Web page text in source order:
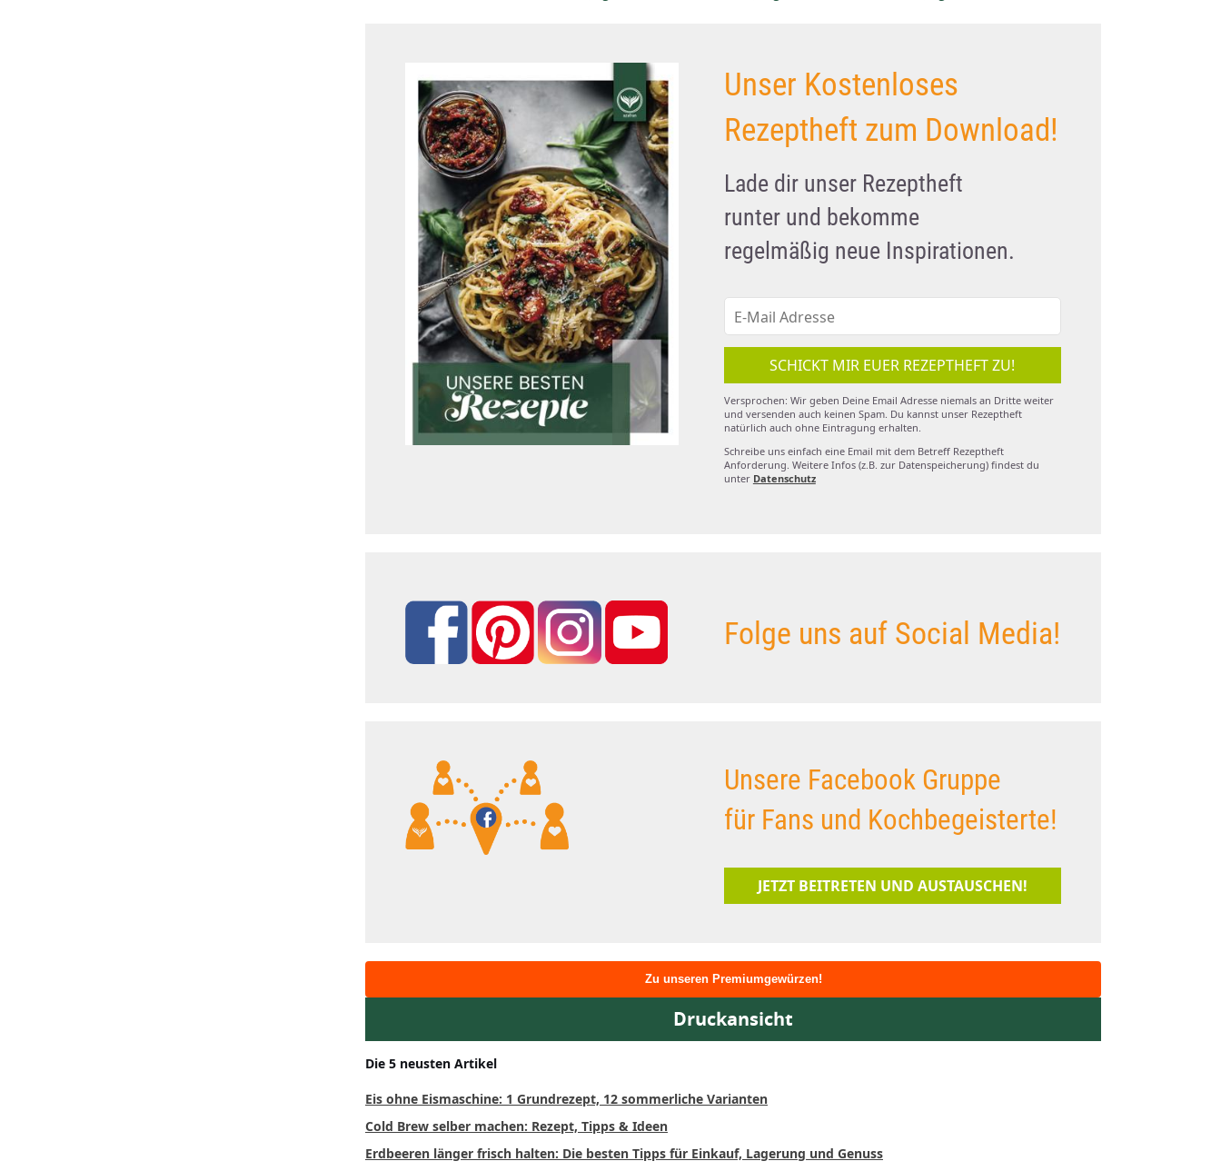
Unser Kostenloses
Rezeptheft zum Download!
Lade dir unser Rezeptheft
runter und bekomme
regelmäßig neue Inspirationen.
SCHICKT MIR EUER REZEPTHEFT ZU!
Versprochen: Wir geben Deine Email Adresse niemals an Dritte weiter
und versenden auch keinen Spam. Du kannst unser Rezeptheft
natürlich auch ohne Eintragung erhalten.
Schreibe uns einfach eine Email mit dem Betreff Rezeptheft
Anforderung. Weitere Infos (z.B. zur Datenspeicherung) findest du
unter Datenschutz
Folge uns auf Social Media!
Unsere Facebook Gruppe
für Fans und Kochbegeisterte!
JETZT BEITRETEN UND AUSTAUSCHEN!
Zu unseren Premiumgewürzen!
Druckansicht
Die 5 neusten Artikel
Eis ohne Eismaschine: 1 Grundrezept, 12 sommerliche Varianten
Cold Brew selber machen: Rezept, Tipps & Ideen
Erdbeeren länger frisch halten: Die besten Tipps für Einkauf, Lagerung und Genuss